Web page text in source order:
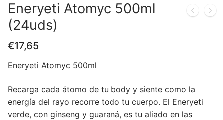
Eneryeti Atomyc 500ml
(24uds)
€17,65
Eneryeti Atomyc 500ml
Recarga cada átomo de tu body y siente como la
energía del rayo recorre todo tu cuerpo. El Eneryeti
verde, con ginseng y guaraná, es tu aliado en las